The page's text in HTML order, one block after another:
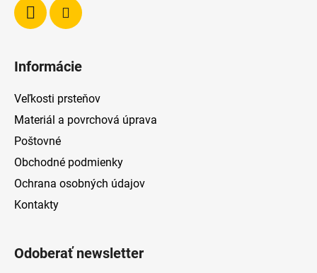
Informácie
Veľkosti prsteňov
Materiál a povrchová úprava
Poštovné
Obchodné podmienky
Ochrana osobných údajov
Kontakty
Odoberať newsletter